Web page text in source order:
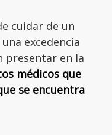
cuidar de un
excedencia
presentar en la
médicos que
se encuentra